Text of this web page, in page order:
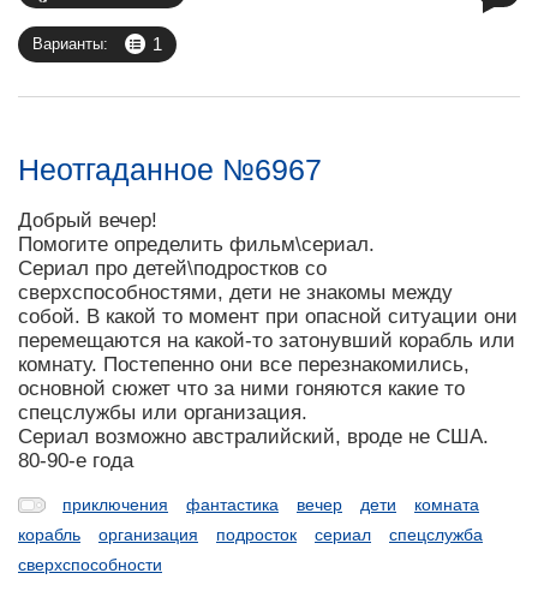
Варианты: 1
Неотгаданное №6967
Добрый вечер!
Помогите определить фильм\сериал.
Сериал про детей\подростков со
сверхспособностями, дети не знакомы между
собой. В какой то момент при опасной ситуации они
перемещаются на какой-то затонувший корабль или
комнату. Постепенно они все перезнакомились,
основной сюжет что за ними гоняются какие то
спецслужбы или организация.
Сериал возможно австралийский, вроде не США.
80-90-е года
приключения фантастика вечер дети
комната
корабль
организация подросток сериал
спецслужба
сверхспособности